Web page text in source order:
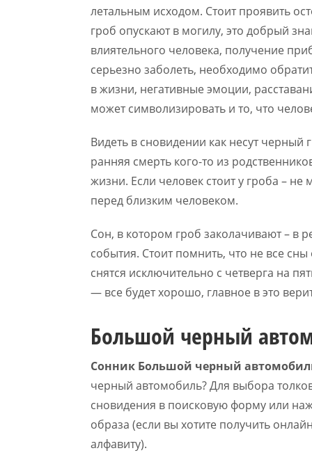
летальным исходом. Стоит проявить
гроб опускают в могилу, это добрый
влиятельного человека, получение
серьезно заболеть, необходимо
в жизни, негативные эмоции,
может символизировать и то, что
Видеть в сновидении как несут черный
ранняя смерть кого-то из
жизни. Если человек стоит у гроба – не
перед близким человеком.
Сон, в котором гроб заколачивают – в
события. Стоит помнить, что не все
снятся исключительно с четверга на
— все будет хорошо, главное в это
Большой черный
Сонник Большой черный
черный автомобиль? Для выбора
сновидения в поисковую форму или
образа (если вы хотите получить
алфавиту).